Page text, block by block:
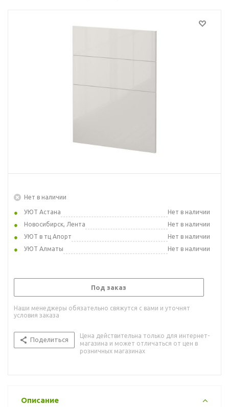
Нет в наличии
УЮТ Астана
Нет в наличии
Новосибирск, Лента
Нет в наличии
УЮТ в тц Апорт
Нет в наличии
УЮТ Алматы
Нет в наличии
Под заказ
Наши менеджеры обязательно свяжутся с вами и уточнят
условия заказа
Поделиться
Цена действительна только для интернет-
магазина и может отличаться от цен в
розничных магазинах
Описание